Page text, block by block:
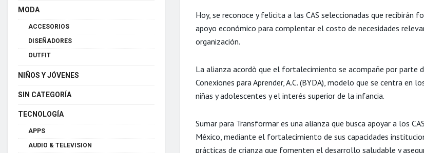
Hoy, se reconoce y felicita a las CAS seleccionadas que recibirán
apoyo económico para complentar el costo de necesidades
organización.
La alianza acordò que el fortalecimiento se acompañe por parte
Conexiones para Aprender, A.C. (BYDA), modelo que se centra en
niñas y adolescentes y el interés superior de la infancia.
Sumar para Transformar es una alianza que busca apoyar a los
México, mediante el fortalecimiento de sus capacidades
prácticas de crianza que fomenten el desarrollo saludable y
MODA
ACCESORIOS
DISEÑADORES
OUTFIT
NIÑOS Y JÓVENES
SIN CATEGORÍA
TECNOLOGÍA
APPS
AUDIO & TELEVISION